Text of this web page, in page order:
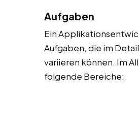
Aufgaben
Ein
Aufgaben, die im
variieren können. Im
folgende Bereiche: